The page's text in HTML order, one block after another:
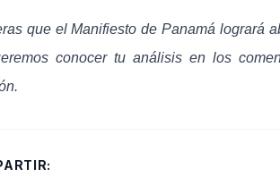
que el Manifiesto de Panamá logrará
conocer tu análisis en los